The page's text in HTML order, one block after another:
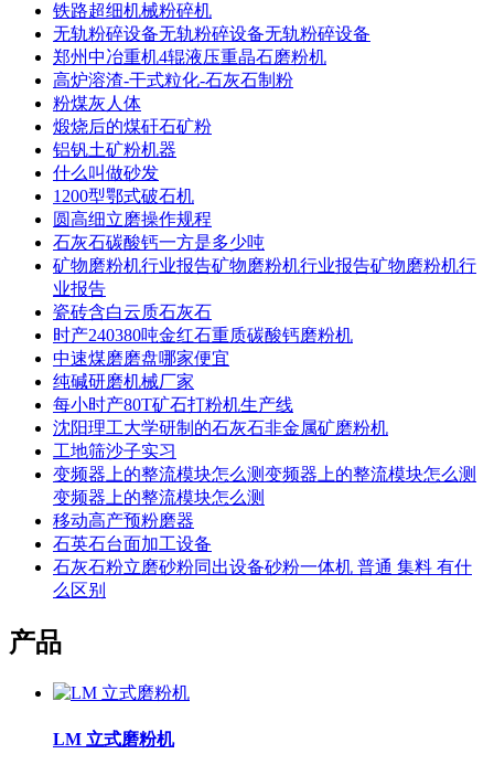
铁路超细机械粉碎机
无轨粉碎设备无轨粉碎设备无轨粉碎设备
郑州中冶重机4辊液压重晶石磨粉机
高炉溶渣-干式粒化-石灰石制粉
粉煤灰人体
煅烧后的煤矸石矿粉
铝钒土矿粉机器
什么叫做砂发
1200型鄂式破石机
圆高细立磨操作规程
石灰石碳酸钙一方是多少吨
矿物磨粉机行业报告矿物磨粉机行业报告矿物磨粉机行
业报告
瓷砖含白云质石灰石
时产240380吨金红石重质碳酸钙磨粉机
中速煤磨磨盘哪家便宜
纯碱研磨机械厂家
每小时产80T矿石打粉机生产线
沈阳理工大学研制的石灰石非金属矿磨粉机
工地筛沙子实习
变频器上的整流模块怎么测变频器上的整流模块怎么测
变频器上的整流模块怎么测
移动高产预粉磨器
石英石台面加工设备
石灰石粉立磨砂粉同出设备砂粉一体机 普通 集料 有什
么区别
产品
LM 立式磨粉机